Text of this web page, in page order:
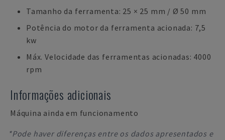
Tamanho da ferramenta: 25 × 25 mm / Ø 50 mm
Potência do motor da ferramenta acionada: 7,5
kw
Máx. Velocidade das ferramentas acionadas: 4000
rpm
Informações adicionais
Máquina ainda em funcionamento
*Pode haver diferenças entre os dados apresentados e